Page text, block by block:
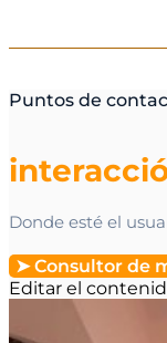
Puntos de
Donde esté el
➤ Consultor de
Editar el